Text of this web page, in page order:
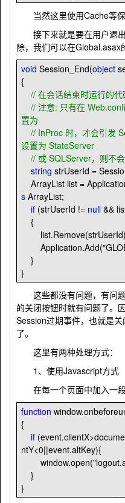
当然这里使用Cache等保
接下来就是要在用户退出
除，我们可以在Global.asax
void Session_End(object
{
// 在会话结束时运行的代
// 注意: 只有在
置为
// InProc 时，才会引发
设置为 StateServer
// 或 SQLServer，则不
string strUserId =
ArrayList list =
s ArrayList;
if (strUserId != null &&
{
Application.Add("
}
}
这些都没有问题，有问题
的关闭按钮时就有问题了。
Session过期事件，也就是
了。
这里有两种处理方式：
1、使用Javascript方式
在每一个页面中加入一段
function
{
if (event.clientX>
ntY<0||event.altKey){
window.open("
}
}